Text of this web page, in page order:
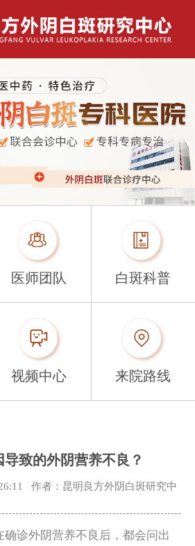
医师团队 白斑科普
视频中心 来院路线
导致的外阴营养不良？
作者：昆明良方外阴白斑研究中
确诊外阴营养不良后，都会问出